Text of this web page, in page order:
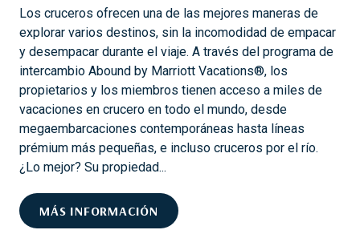
D
E
C
U
E
N
T
A
S
Los cruceros ofrecen una de las mejores maneras de
explorar varios destinos, sin la incomodidad de empacar
y desempacar durante el viaje. A través del programa de
intercambio Abound by Marriott Vacations®, los
propietarios y los miembros tienen acceso a miles de
vacaciones en crucero en todo el mundo, desde
megaembarcaciones contemporáneas hasta líneas
prémium más pequeñas, e incluso cruceros por el río.
¿Lo mejor? Su propiedad...
MÁS INFORMACIÓN